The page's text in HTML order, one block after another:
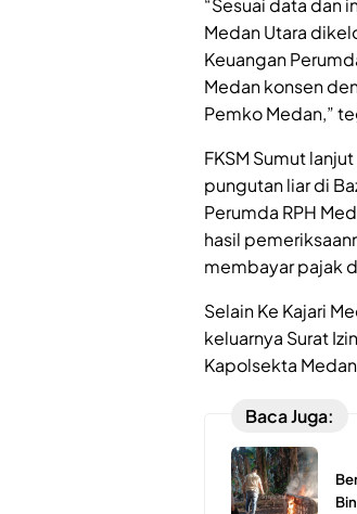
Medan Utara
Keuangan
Medan konsen
Pemko Medan,”
FKSM Sumut
pungutan liar di
Perumda RPH
hasil
membayar pajak
Selain Ke Kajari
keluarnya Surat
Kapolsekta
Baca Juga: